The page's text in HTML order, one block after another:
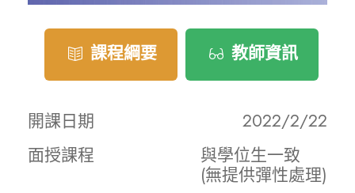
課程綱要 教師資訊
開課日期
2022/2/22
面授課程
與學位生一致
(無提供彈性處理)